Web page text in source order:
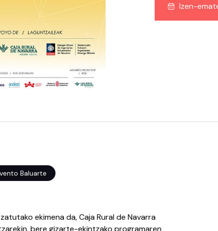
Izen-
Baluarte
ekimena da, Caja Rural de Navarra
bere gizarte-ekintzako programaren